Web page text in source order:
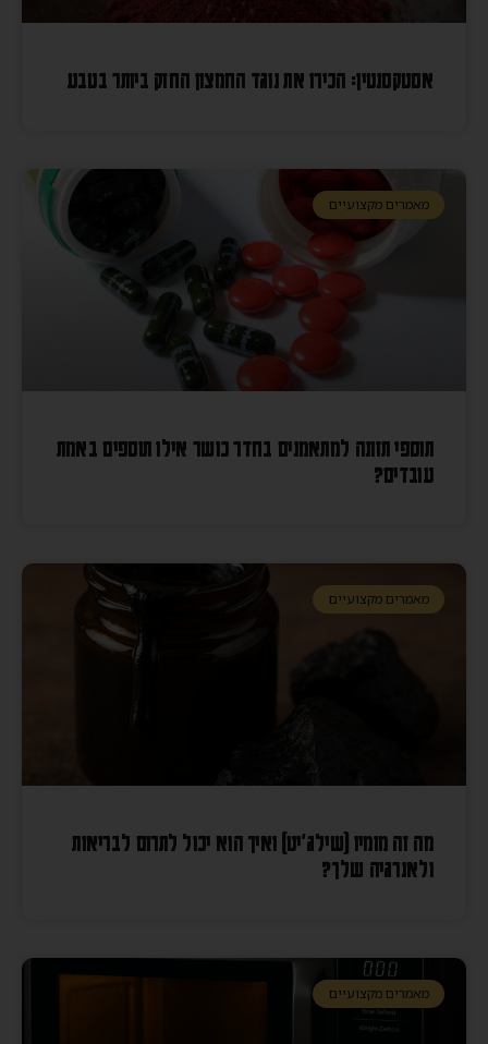
אסטקסנטין: הכירו את נוגד החמצון החזק ביותר בטבע
מאמרים מקצועיים
תוספי תזונה למתאמנים בחדר כושר אילו תוספים באמת
עובדים?
מאמרים מקצועיים
מה זה מומיו (שילג׳יט) ואיך הוא יכול לתרום לבריאות
ולאנרגיה שלך?
מאמרים מקצועיים